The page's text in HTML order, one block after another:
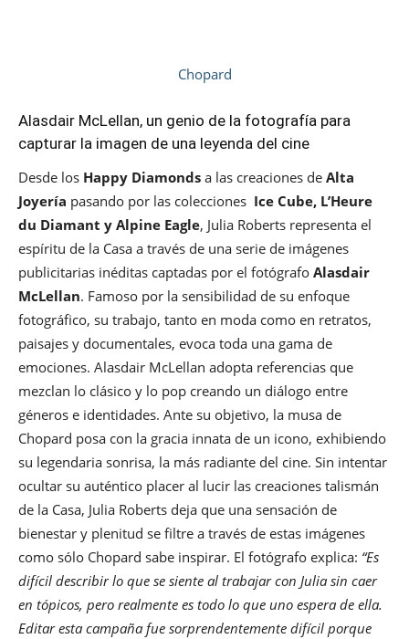
Chopard
Alasdair McLellan, un genio de la fotografía para
capturar la imagen de una leyenda del cine
Desde los Happy Diamonds a las creaciones de Alta
Joyería pasando por las colecciones Ice Cube, L’Heure
du Diamant y Alpine Eagle, Julia Roberts representa el
espíritu de la Casa a través de una serie de imágenes
publicitarias inéditas captadas por el fotógrafo Alasdair
McLellan. Famoso por la sensibilidad de su enfoque
fotográfico, su trabajo, tanto en moda como en retratos,
paisajes y documentales, evoca toda una gama de
emociones. Alasdair McLellan adopta referencias que
mezclan lo clásico y lo pop creando un diálogo entre
géneros e identidades. Ante su objetivo, la musa de
Chopard posa con la gracia innata de un icono, exhibiendo
su legendaria sonrisa, la más radiante del cine. Sin intentar
ocultar su auténtico placer al lucir las creaciones talismán
de la Casa, Julia Roberts deja que una sensación de
bienestar y plenitud se filtre a través de estas imágenes
como sólo Chopard sabe inspirar. El fotógrafo explica: “Es
difícil describir lo que se siente al trabajar con Julia sin caer
en tópicos, pero realmente es todo lo que uno espera de ella.
Editar esta campaña fue sorprendentemente difícil porque